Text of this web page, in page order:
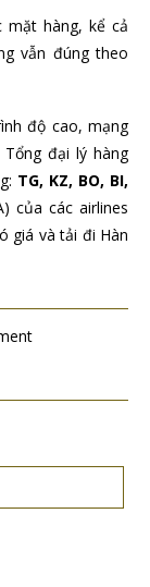
mặt hàng, kể cả
vẫn đúng theo
độ cao, mạng
đại lý hàng
TG, KZ, BO, BI,
của các airlines
giá và tải đi Hàn